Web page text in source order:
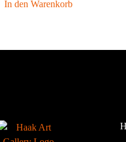
In den Warenkorb